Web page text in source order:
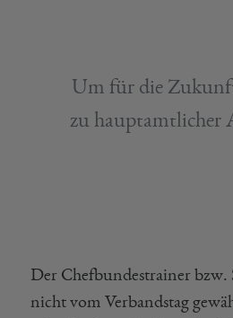
Um für die
zu hauptamtlicher
Der Chefbundestrainer
nicht vom Verbandstag